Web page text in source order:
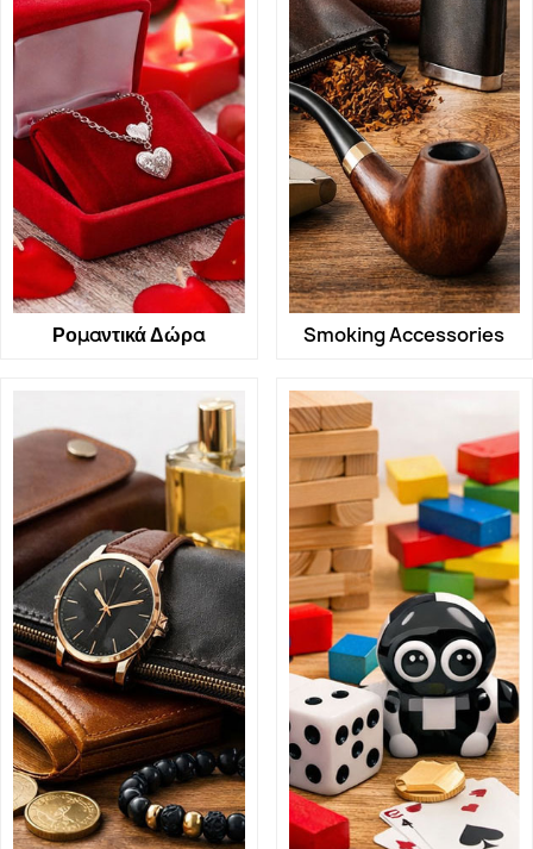
Ρομαντικά Δώρα Smoking Accessories